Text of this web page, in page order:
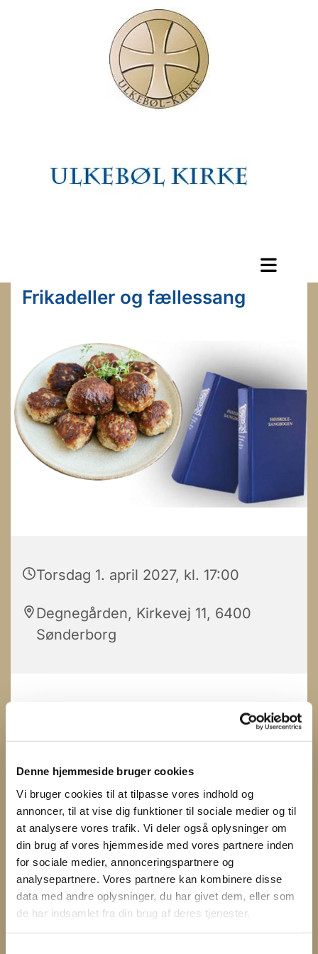
Denne hjemmeside bruger cookies
Vi bruger cookies til at tilpasse vores indhold og
annoncer, til at vise dig funktioner til sociale medier og til
at analysere vores trafik. Vi deler også oplysninger om
din brug af vores hjemmeside med vores partnere inden
for sociale medier, annonceringspartnere og
analysepartnere. Vores partnere kan kombinere disse
data med andre oplysninger, du har givet dem, eller som
de har indsamlet fra din brug af deres tjenester.
Frikadeller og fællessang
Torsdag 1. april 2027, kl. 17:00
Degnegården, Kirkevej 11, 6400
Sønderborg